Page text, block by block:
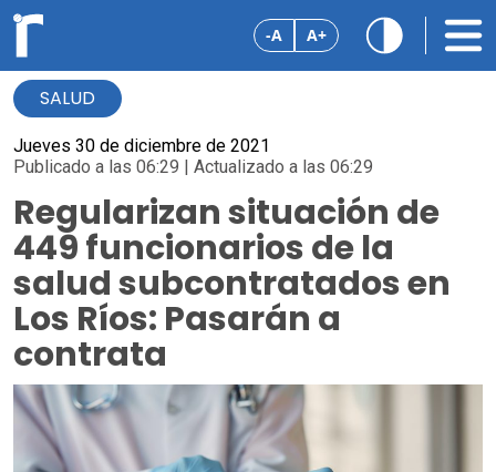
-A A+
SALUD
Jueves 30 de diciembre de 2021
Publicado a las 06:29 | Actualizado a las 06:29
Regularizan situación de
449 funcionarios de la
salud subcontratados en
Los Ríos: Pasarán a
contrata